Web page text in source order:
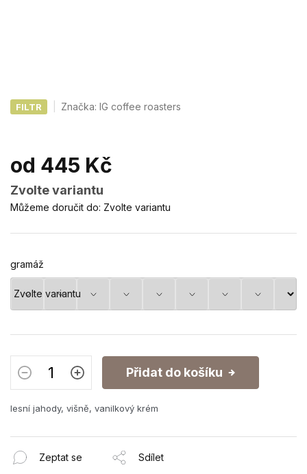
FILTR Značka:IG coffee roasters
od 445 Kč
Měrná
cena:
Zvolte variantu
gramáž
Můžeme doručit do: Zvolte variantu
Přidat do košíku
lesní jahody, višně, vanilkový krém
Zeptat se Sdílet